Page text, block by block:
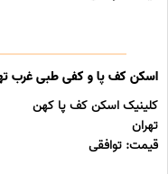
اسکن کف پا و کفی طبی غرب
کلینیک اسکن کف پا کهن
تهران
قیمت: توافقی